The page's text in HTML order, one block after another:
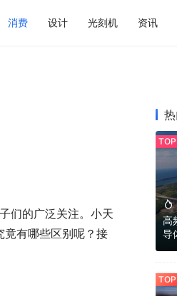
消费 设计 光刻机 资讯
们的广泛关注。小天
有哪些区别呢？接
高
导